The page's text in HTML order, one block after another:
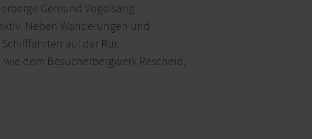
Gemünd Vogelsang
Neben Wanderungen und
auf der Rur,
dem Besucherbergwerk Rescheid,